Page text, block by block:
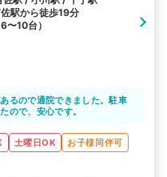
駅から徒歩19分
〜10台）
るので通院できました。駐車
ので、安心です。
土曜日OK
お子様同伴可